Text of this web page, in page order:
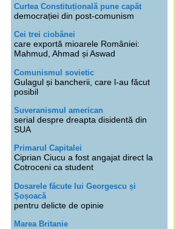
Curtea Constituțională pune capăt
democrației din post-comunism
Cei trei ciobănei
care exportă mioarele României:
Mahmud, Ahmad și Aswad
Comunismul sovietic
Gulagul și bancherii, care l-au făcut
posibil
Suveranismul american
serial despre dreapta disidentă din
SUA
Primarul Capitalei
Ciprian Ciucu a fost angajat direct la
Cotroceni ca student
Dosarele făcute lui Georgescu și
Șoșoacă
pentru delicte de opinie
Marea Britanie